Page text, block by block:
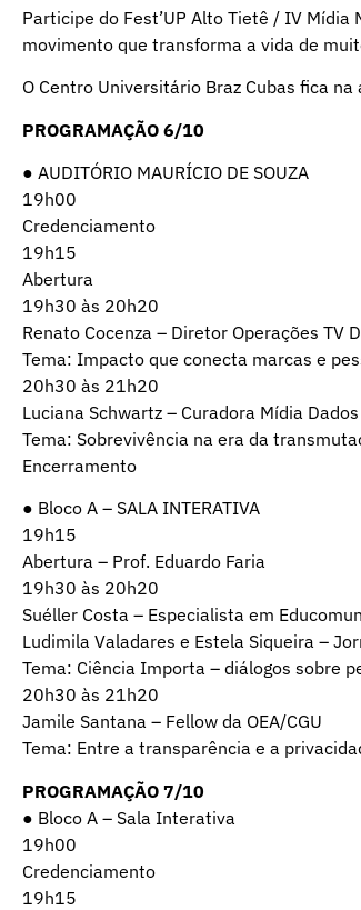
Participe do Fest’UP Alto Tietê / IV
movimento que transforma a vida de
O Centro Universitário Braz Cubas fica
PROGRAMAÇÃO 6/10
● AUDITÓRIO MAURÍCIO DE SOUZA
19h00
Credenciamento
19h15
Abertura
19h30 às 20h20
Renato Cocenza – Diretor Operações TV
Tema: Impacto que conecta marcas e
20h30 às 21h20
Luciana Schwartz – Curadora Mídia
Tema: Sobrevivência na era da
Encerramento
● Bloco A – SALA INTERATIVA
19h15
Abertura – Prof. Eduardo Faria
19h30 às 20h20
Suéller Costa – Especialista em
Ludimila Valadares e Estela Siqueira –
Tema: Ciência Importa – diálogos sobre
20h30 às 21h20
Jamile Santana – Fellow da OEA/CGU
Tema: Entre a transparência e a
PROGRAMAÇÃO 7/10
● Bloco A – Sala Interativa
19h00
Credenciamento
19h15